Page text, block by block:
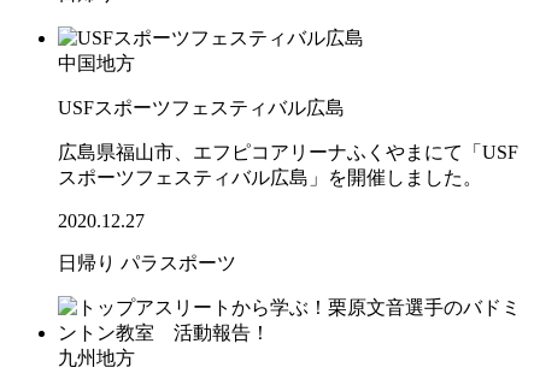
中国地方
USFスポーツフェスティバル広島
広島県福山市、エフピコアリーナふくやまにて「USF
スポーツフェスティバル広島」を開催しました。
2020.12.27
日帰り パラスポーツ
九州地方